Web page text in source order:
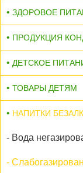
ЗДОРОВОЕ
ПРОДУКЦИЯ
ДЕТСКОЕ
ТОВАРЫ ДЕТЯМ
НАПИТКИ
- Вода
-